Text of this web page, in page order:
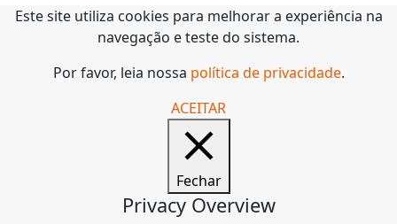
Este site utiliza cookies para melhorar a experiência na
navegação e teste do sistema.
Por favor, leia nossa política de privacidade.
ACEITAR
Fechar
Privacy Overview